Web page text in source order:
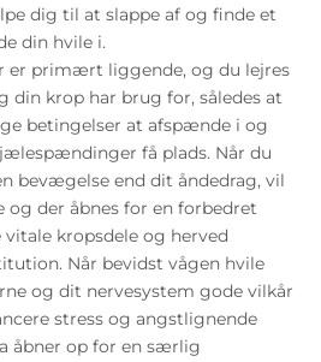
dig til at slappe af og finde et
din hvile i.
er primært liggende, og du lejres
din krop har brug for, således at
betingelser at afspænde i og
få plads. Når du
bevægelse end dit åndedrag, vil
der åbnes for en forbedret
kropsdele og herved
Når bevidst vågen hvile
og dit nervesystem gode vilkår
stress og angstlignende
åbner op for en særlig